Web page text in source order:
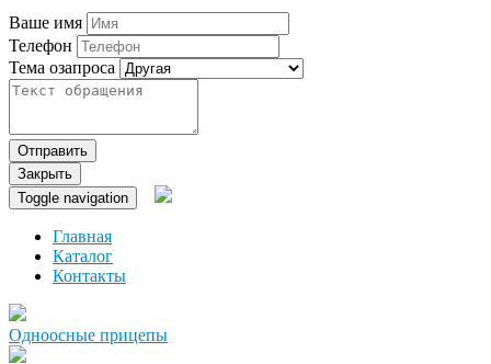
Ваше имя
Телефон
Тема озапроса
Отправить
Закрыть
Toggle navigation
Главная
Каталог
Контакты
Одноосные прицепы